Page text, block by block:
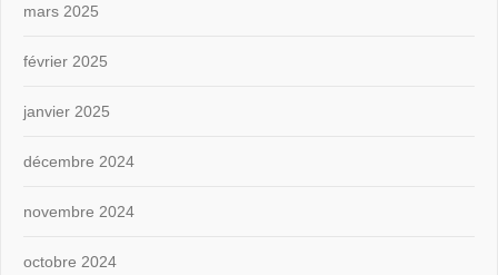
mars 2025
février 2025
janvier 2025
décembre 2024
novembre 2024
octobre 2024